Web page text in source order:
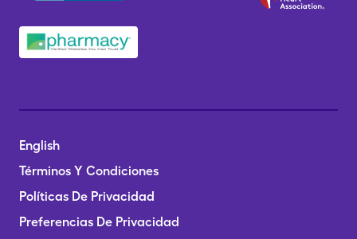
English
Términos Y Condiciones
Políticas De Privacidad
Preferencias De Privacidad